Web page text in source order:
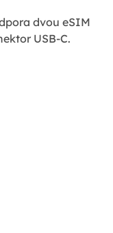
dvou eSIM
USB-C.